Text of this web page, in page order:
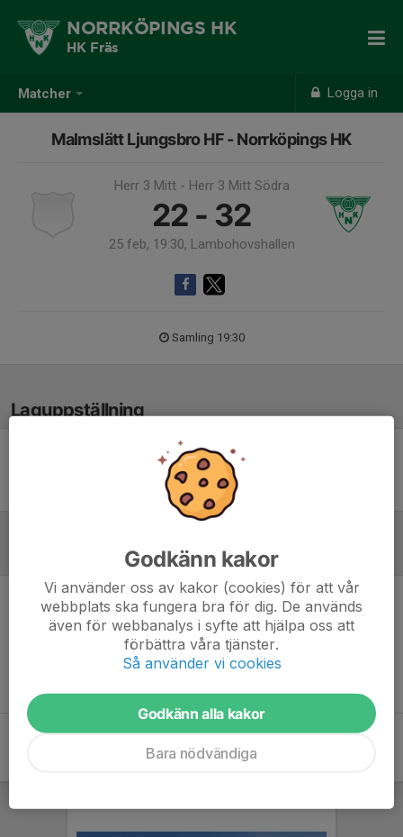
Matcher Logga in
NORRKÖPINGS HK
HK Fräs
Malmslätt Ljungsbro HF - Norrköpings HK
Herr 3 Mitt - Herr 3 Mitt Södra
22 - 32
25 feb, 19:30, Lambohovshallen
Samling 19:30
Laguppställning
Ingen uppställning ifylld
Inget referat skrivet
Godkänn kakor
Vi använder oss av kakor (cookies) för att vår
webbplats ska fungera bra för dig. De används
även för webbanalys i syfte att hjälpa oss att
förbättra våra tjänster.
Så använder vi cookies
Godkänn alla kakor
Bara nödvändiga